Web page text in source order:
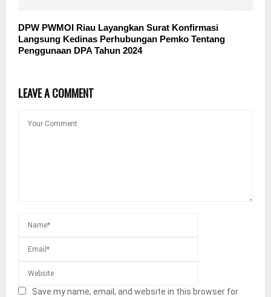
DPW PWMOI Riau Layangkan Surat Konfirmasi
Langsung Kedinas Perhubungan Pemko Tentang
Penggunaan DPA Tahun 2024
LEAVE A COMMENT
Save my name, email, and website in this browser for